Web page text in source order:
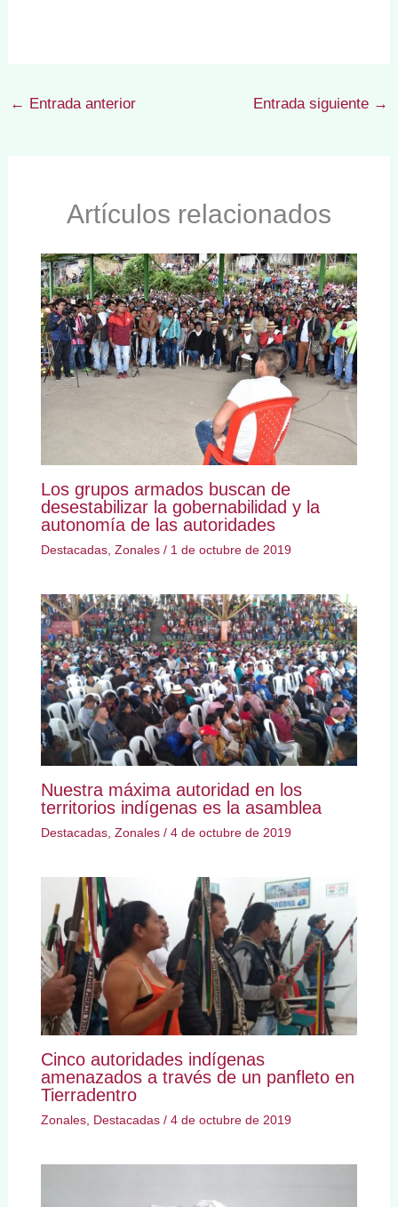
← Entrada anterior Entrada siguiente →
Artículos relacionados
Los grupos armados buscan de
desestabilizar la gobernabilidad y la
autonomía de las autoridades
Destacadas, Zonales/ 1 de octubre de 2019
Nuestra máxima autoridad en los
territorios indígenas es la asamblea
Destacadas, Zonales/ 4 de octubre de 2019
Cinco autoridades indígenas
amenazados a través de un panfleto en
Tierradentro
Zonales, Destacadas/ 4 de octubre de 2019